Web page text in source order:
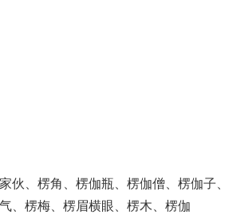
伙、楞角、楞伽瓶、楞伽僧、楞伽子
、楞梅、楞眉横眼、楞木、楞伽